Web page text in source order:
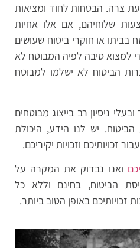
צרה. הבטחות לחוד ומציאות
שלוחיהם, אם אלו אחיות
או חוקרי ביטוח שעושים
למצוא סיבה לפיה המבוטח לא
הביטוח לא ישלמו למבוטח
ניסיון רב בייצוג מבוטחים
יש לנו הידע, היכולת
זכויותיכם וזכויות יקיריכם.
ואנו נבדוק את המקרה על
הביטוח, בחינם וללא כל
באופן הטוב ביותר.